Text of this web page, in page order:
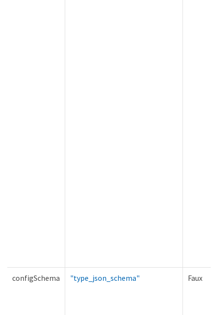
configSchema "type_json_schema" Faux